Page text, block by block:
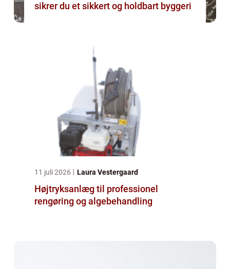
sikrer du et sikkert og holdbart byggeri
11 juli 2026 Laura Vestergaard
Højtryksanlæg til professionel
rengøring og algebehandling